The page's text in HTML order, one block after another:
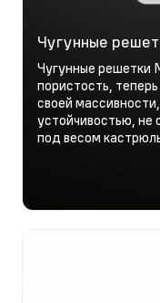
Чугунные
Чугунные решетки
пористость,
своей
устойчивостью, не
под весом